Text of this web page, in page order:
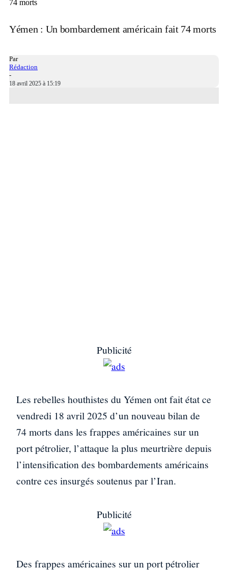
74 morts
Yémen : Un bombardement américain fait 74 morts
Par
Rédaction
-
18 avril 2025 à 15:19
Publicité
Les rebelles houthistes du Yémen ont fait état ce
vendredi 18 avril 2025 d’un nouveau bilan de
74 morts dans les frappes américaines sur un
port pétrolier, l’attaque la plus meurtrière depuis
l’intensification des bombardements américains
contre ces insurgés soutenus par l’Iran.
Publicité
Des frappes américaines sur un port pétrolier